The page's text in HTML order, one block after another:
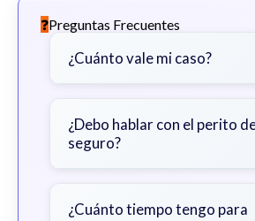
Preguntas Frecuentes
¿Cuánto vale mi caso?
gravedad de sus lesiones,
médicas, tiempo fuera del
¿Debo hablar con el perito
seguro?
primero con un abogado
¿Cuánto tiempo tengo para